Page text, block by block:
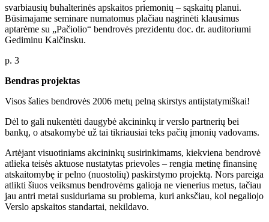
svarbiausių buhalterinės apskaitos priemonių – sąskaitų planui.
Būsimajame seminare numatomus plačiau nagrinėti klausimus
aptarėme su „Pačiolio“ bendrovės prezidentu doc. dr. auditoriumi
Gediminu Kalčinsku.
p. 3
Bendras projektas
Visos šalies bendrovės 2006 metų pelną skirstys antiįstatymiškai!
Dėl to gali nukentėti daugybė akcininkų ir verslo partnerių bei
bankų, o atsakomybė už tai tikriausiai teks pačių įmonių vadovams.
Artėjant visuotiniams akcininkų susirinkimams, kiekviena bendrovė
atlieka teisės aktuose nustatytas prievoles – rengia metinę finansinę
atskaitomybę ir pelno (nuostolių) paskirstymo projektą. Nors pareiga
atlikti šiuos veiksmus bendrovėms galioja ne vienerius metus, tačiau
jau antri metai susiduriama su problema, kuri anksčiau, kol negaliojo
Verslo apskaitos standartai, nekildavo.